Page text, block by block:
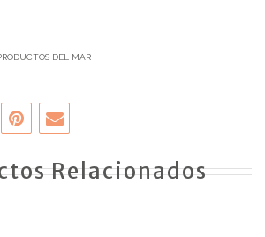
DEL MAR
Relacionados